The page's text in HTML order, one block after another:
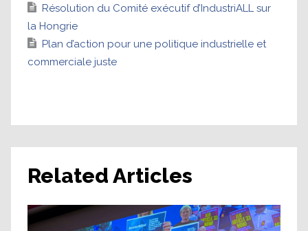
Résolution du Comité exécutif d’IndustriALL sur
la Hongrie
Plan d’action pour une politique industrielle et
commerciale juste
Related Articles